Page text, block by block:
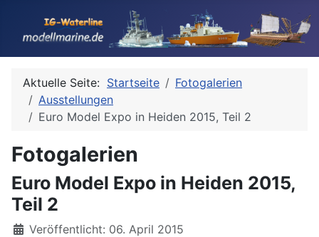
Aktuelle Seite: Startseite
Fotogalerien
Ausstellungen
Euro Model Expo in Heiden 2015, Teil 2
Fotogalerien
Euro Model Expo in Heiden 2015,
Teil 2
Details
Veröffentlicht: 06. April 2015